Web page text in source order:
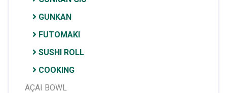
GUNKAN
FUTOMAKI
SUSHI ROLL
COOKING
AÇAI BOWL